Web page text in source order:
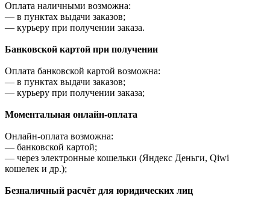
Оплата наличными возможна:
— в пунктах выдачи заказов;
— курьеру при получении заказа.
Банковской картой при получении
Оплата банковской картой возможна:
— в пунктах выдачи заказов;
— курьеру при получении заказа;
Моментальная онлайн-оплата
Онлайн-оплата возможна:
— банковской картой;
— через электронные кошельки (Яндекс Деньги, Qiwi
кошелек и др.);
Безналичный расчёт для юридических лиц